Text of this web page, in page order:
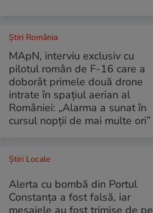
Știri România
MApN, interviu exclusiv cu
pilotul român de F-16 care a
doborât primele două drone
intrate în spațiul aerian al
României: „Alarma a sunat în
cursul nopții de mai multe ori”
Știri Locale
Alerta cu bombă din Portul
Constanța a fost falsă, iar
mesajele au fost trimise de pe